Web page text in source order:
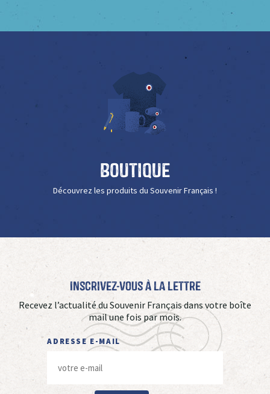
Boutique
Découvrez les produits du Souvenir Français !
Inscrivez-vous à La Lettre
Recevez l’actualité du Souvenir Français dans votre boîte
mail une fois par mois.
ADRESSE E-MAIL